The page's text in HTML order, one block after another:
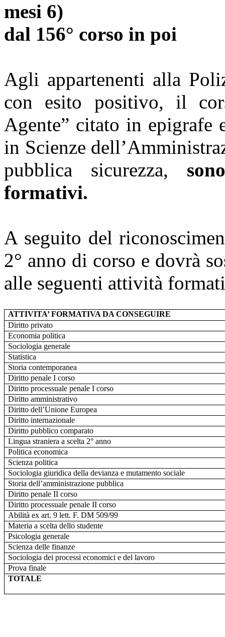
mesi 6)
dal 156° corso in poi
Agli appartenenti alla
con esito positivo, il
Agente” citato in epigrafe
in Scienze
pubblica sicurezza,
formativi.
A seguito del
2° anno di corso e dovrà
alle seguenti attività
ATTIVITA’ FORMATIVA DA CONSEGUIRE
Diritto privato
Economia politica
Sociologia generale
Statistica
Storia contemporanea
Diritto penale I corso
Diritto processuale penale I corso
Diritto amministrativo
Diritto dell’Unione Europea
Diritto internazionale
Diritto pubblico comparato
Lingua straniera a scelta 2° anno
Politica economica
Scienza politica
Sociologia giuridica della devianza e mutamento sociale
Storia dell’amministrazione pubblica
Diritto penale II corso
Diritto processuale penale II corso
Abilità ex art. 9 lett. F. DM 509/99
Materia a scelta dello studente
Psicologia generale
Scienza delle finanze
Sociologia dei processi economici e del lavoro
Prova finale
TOTALE